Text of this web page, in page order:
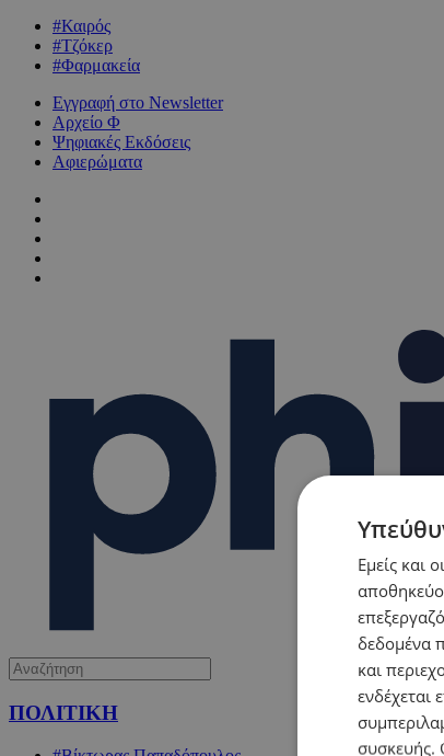
#Καιρός
#Τζόκερ
#Φαρμακεία
Εγγραφή στο Newsletter
Αρχείο Φ
Ψηφιακές Εκδόσεις
Αφιερώματα
ΠΟΛΙΤΙΚΗ
Εμείς και
δεδομένα
και
ενδέχεται
συσκευής.